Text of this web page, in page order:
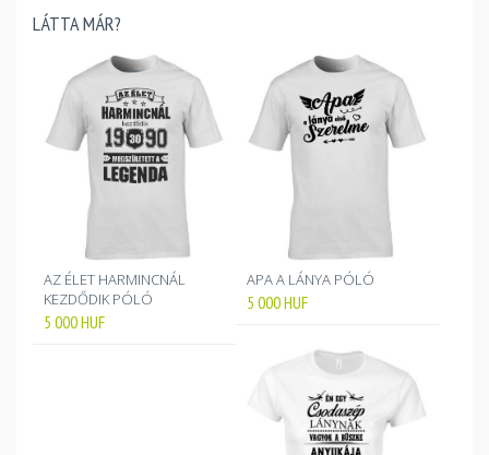
LÁTTA MÁR?
AZ ÉLET HARMINCNÁL
KEZDŐDIK PÓLÓ
5 000HUF
APA A LÁNYA PÓLÓ
5 000HUF